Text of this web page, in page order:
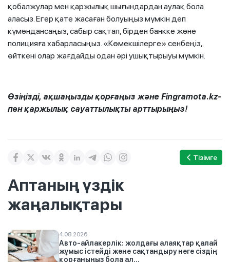
қобалжулар мен қаржылық шығындардан аулақ бола
аласыз. Егер қате жасаған болуыңыз мүмкін деп
күмәндансаңыз, сабыр сақтап, бірден банкке және
полицияға хабарласыңыз. «Көмекшілерге» сенбеңіз,
өйткені олар жағдайды одан әрі ушықтырыуы мүмкін.
Өзіңізді, ақшаңызды қорғаңыз және Fingramota.kz-
пен қаржылық сауаттылықты арттырыңыз!
Тізімге
Аптаның үздік
жаңалықтары
4.08.2026
Авто-айлакерлік: жолдағы алаяқтар қалай
жұмыс істейді және сақтандыру неге сіздің
қорғаныңыз бола ал...